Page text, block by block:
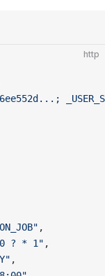
http
,
? * 1" ,
,